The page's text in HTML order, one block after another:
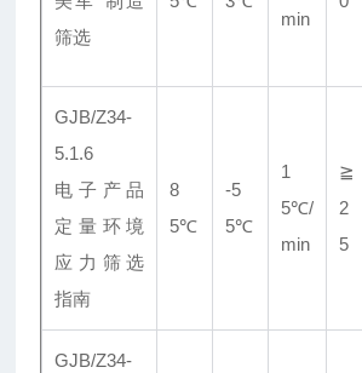
筛选
min
GJB/Z34-
5.1.6
电子产品
定量环境
应力筛选
指南
8
5℃
-5
5℃
1
5℃/
min
≧
2
5
GJB/Z34-